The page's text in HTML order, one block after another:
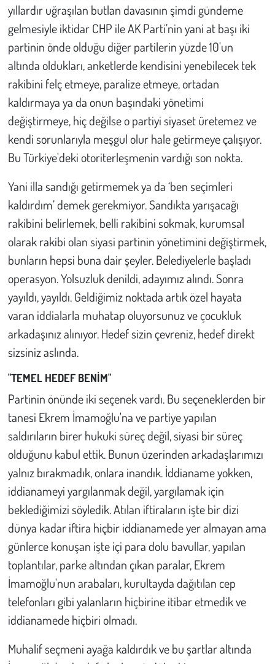
yıllardır uğraşılan butlan davasının şimdi gündeme
gelmesiyle iktidar CHP ile AK Parti’nin yani at başı iki
partinin önde olduğu diğer partilerin yüzde 10'un
altında oldukları, anketlerde kendisini yenebilecek tek
rakibini felç etmeye, paralize etmeye, ortadan
kaldırmaya ya da onun başındaki yönetimi
değiştirmeye, hiç değilse o partiyi siyaset üretemez ve
kendi sorunlarıyla meşgul olur hale getirmeye çalışıyor.
Bu Türkiye'deki otoriterleşmenin vardığı son nokta.
Yani illa sandığı getirmemek ya da ‘ben seçimleri
kaldırdım’ demek gerekmiyor. Sandıkta yarışacağı
rakibini belirlemek, belli rakibini sokmak, kurumsal
olarak rakibi olan siyasi partinin yönetimini değiştirmek,
bunların hepsi buna dair şeyler. Belediyelerle başladı
operasyon. Yolsuzluk denildi, adayımız alındı. Sonra
yayıldı, yayıldı. Geldiğimiz noktada artık özel hayata
varan iddialarla muhatap oluyorsunuz ve çocukluk
arkadaşınız alınıyor. Hedef sizin çevreniz, hedef direkt
sizsiniz aslında.
"TEMEL HEDEF BENİM"
Partinin önünde iki seçenek vardı. Bu seçeneklerden bir
tanesi Ekrem İmamoğlu'na ve partiye yapılan
saldırıların birer hukuki süreç değil, siyasi bir süreç
olduğunu kabul ettik. Bunun üzerinden arkadaşlarımızı
yalnız bırakmadık, onlara inandık. İddianame yokken,
iddianameyi yargılanmak değil, yargılamak için
beklediğimizi söyledik. Atılan iftiraların işte bir dizi
dünya kadar iftira hiçbir iddianamede yer almayan ama
günlerce konuşan işte içi para dolu bavullar, yapılan
toplantılar, parke altından çıkan paralar, Ekrem
İmamoğlu'nun arabaları, kurultayda dağıtılan cep
telefonları gibi yalanların hiçbirine itibar etmedik ve
iddianamede hiçbiri olmadı.
Muhalif seçmeni ayağa kaldırdık ve bu şartlar altında